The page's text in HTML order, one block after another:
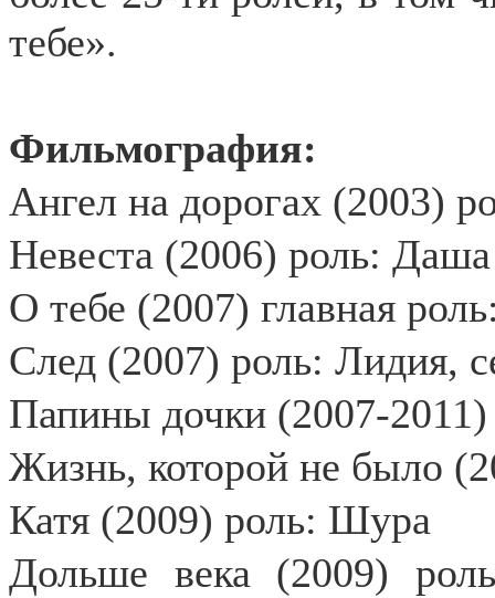
тебе».
Фильмография:
Ангел на дорогах (2003)
Невеста (2006) роль:
О тебе (2007) главная
След (2007) роль: Лидия,
Папины дочки (2007-2011)
Жизнь, которой не было
Катя (2009) роль: Шура
Дольше века (2009)